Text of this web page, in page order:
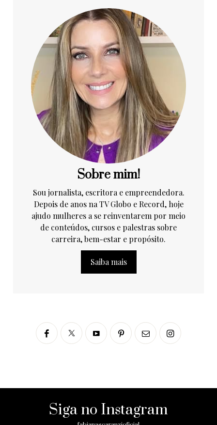
Sobre mim!
Sou jornalista, escritora e empreendedora.
Depois de anos na TV Globo e Record, hoje
ajudo mulheres a se reinventarem por meio
de conteúdos, cursos e palestras sobre
carreira, bem-estar e propósito.
Saiba mais
Siga no Instagram